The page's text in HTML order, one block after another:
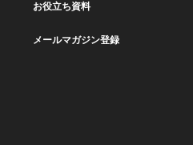
お役立ち資料
メールマガジン登録